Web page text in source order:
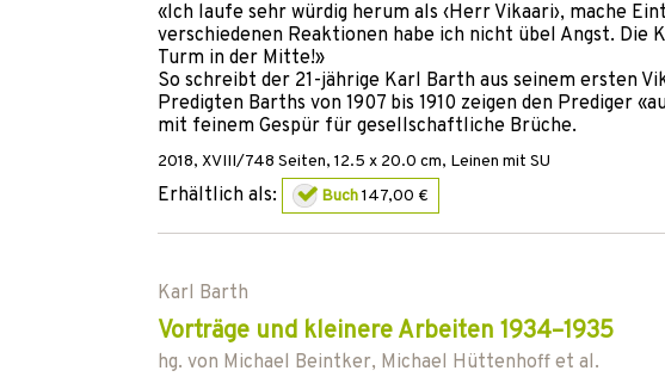
«Ich laufe sehr würdig herum als ‹Herr Vikaari›, mache
verschiedenen Reaktionen habe ich nicht übel Angst. Die
Turm in der Mitte!»
So schreibt der 21-jährige Karl Barth aus seinem ersten
Predigten Barths von 1907 bis 1910 zeigen den Prediger
mit feinem Gespür für gesellschaftliche Brüche.
2018, XVIII/748 Seiten, 12.5 x 20.0 cm, Leinen mit SU
Erhältlich als: Buch147,00 €
Karl Barth
Vorträge und kleinere Arbeiten 1934–1935
hg. von Michael Beintker, Michael Hüttenhoff et al.